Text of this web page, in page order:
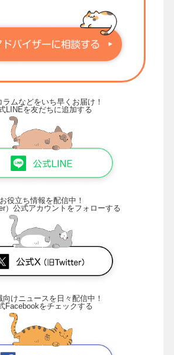
ラムなどをいち早くお届け！
LINEを友だちに追加する
お役立ち情報を配信中！
）公式アカウントをフォローする
向けニュースを日々配信中！
Facebookをチェックする